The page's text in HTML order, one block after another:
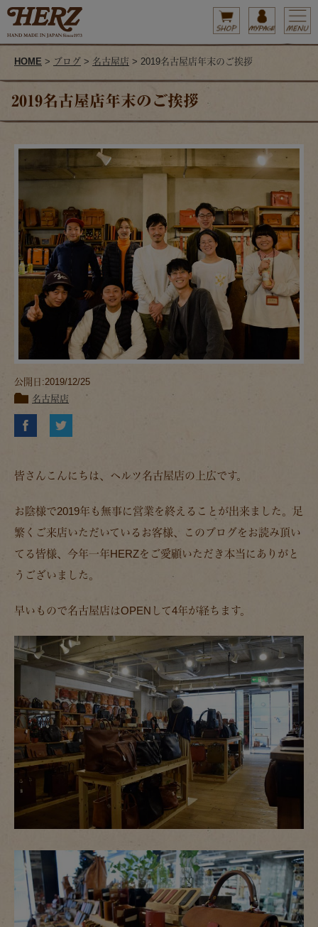
HOME > ブログ > 名古屋店 > 2019名古屋店年末のご挨拶
2019名古屋店年末のご挨拶
公開日:2019/12/25
名古屋店
皆さんこんにちは、ヘルツ名古屋店の上広です。
お陰様で2019年も無事に営業を終えることが出来ました。足
繁くご来店いただいているお客様、このブログをお読み頂い
てる皆様、今年一年HERZをご愛顧いただき本当にありがと
うございました。
早いもので名古屋店はOPENして4年が経ちます。